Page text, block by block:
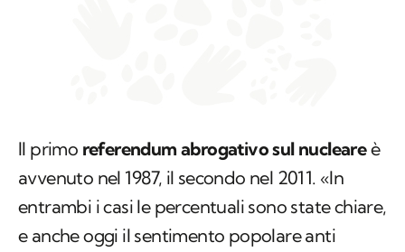
Il primo referendum abrogativo sul nucleareè
avvenuto nel 1987, il secondo nel 2011. «In
entrambi i casi le percentuali sono state chiare,
e anche oggi il sentimento popolare anti